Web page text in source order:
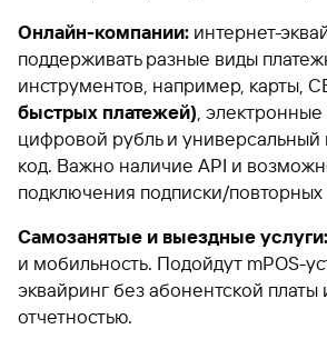
Онлайн-компании: интернет-
поддерживать разные виды
инструментов, например, карты,
быстрых платежей) ,
цифровой рубль и универсальный
код. Важно наличие API и
подключения подписки/повторных
Самозанятые и выездные услуги:
и мобильность. Подойдут mPOS-
эквайринг без абонентской платы
отчетностью.